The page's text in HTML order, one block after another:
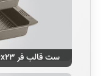
ست قالب فر ۳۶x۲۳ و ۲۹x۲۲ تفال مدل Easy grip Gold